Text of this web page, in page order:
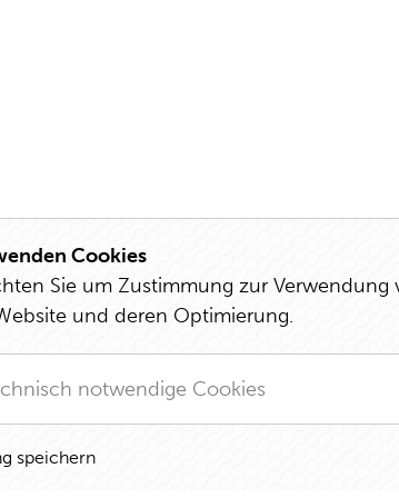
Cookies
Sie um Zustimmung zur
und deren Optimierung.
notwendige Cookies
speichern